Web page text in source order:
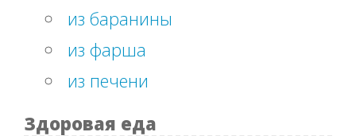
из баранины
из фарша
из печени
Здоровая еда